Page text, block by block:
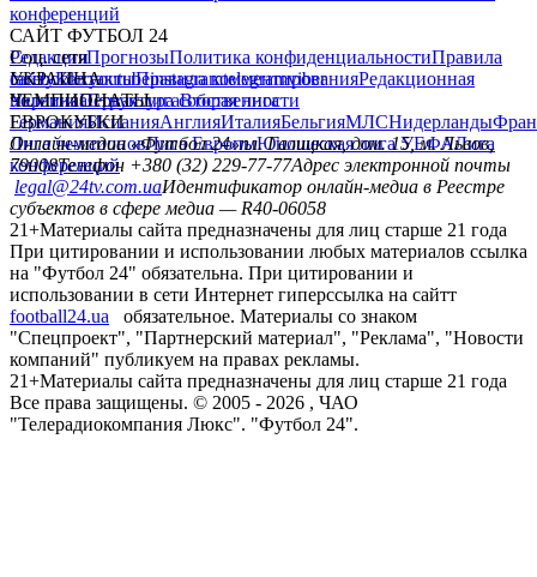
конференций
САЙТ ФУТБОЛ 24
РедакцияПрогнозыПолитика конфиденциальностиПравила
сайтуКонтактыПравила комментированияРедакционная
политикаСтруктура собственности
Соц. сети
facebookxyoutubeinstagramtelegramviber
УКРАИНА
УкраинаПервая лигаВторая лига
ЧЕМПИОНАТЫ
ГерманияИспанияАнглияИталияБельгияМЛСНидерланды
ЕВРОКУБКИ
Лига чемпионовЛига ЕвропыЮношеская лига УЕФАЛига
конференций
Онлайн-медиа «Футбол 24»пл. Галицкая, дом. 15, м. Львов,
79008Телефон +380 (32) 229-77-77Адрес электронной почты
legal@24tv.com.uaИдентификатор онлайн-медиа в Реестре
субъектов в сфере медиа — R40-06058
21+Материалы сайта предназначены для лиц старше 21 года
При цитировании и использовании любых материалов ссылка
на "Футбол 24" обязательна. При цитировании и
использовании в сети Интернет гиперссылка на сайтт
football24.ua
обязательное. Материалы со знаком
"Спецпроект", "Партнерский материал", "Реклама", "Новости
компаний" публикуем на правах рекламы.
21+Материалы сайта предназначены для лиц старше 21 года
Все права защищены. © 2005 - 2026 , ЧАО
"Телерадиокомпания Люкс". "Футбол 24".